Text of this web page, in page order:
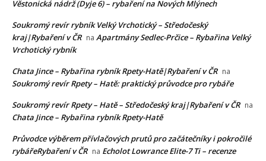
Věstonická nádrž (Dyje 6) – rybaření na Nových Mlýnech
Soukromý revír rybník Velký Vrchotický – Středočeský
kraj|Rybaření v ČR na Apartmány Sedlec-Prčice – Rybařina Velký
Vrchotický rybník
Chata Jince – Rybařina rybník Rpety-Hatě|Rybaření v ČR na
Soukromý revír Rpety – Hatě: praktický průvodce pro rybáře
Soukromý revír Rpety – Hatě – Středočeský kraj|Rybaření v ČR na
Chata Jince – Rybařina rybník Rpety-Hatě
Průvodce výběrem přívlačových prutů pro začátečníky i pokročilé
rybářeRybaření v ČR na Echolot Lowrance Elite-7 Ti – recenze